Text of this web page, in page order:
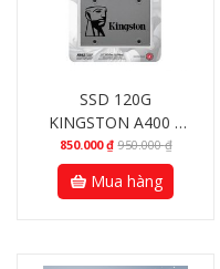
SSD 120G
KINGSTON A400 –
Chính hảng
850.000₫ 950.000₫
Mua hàng